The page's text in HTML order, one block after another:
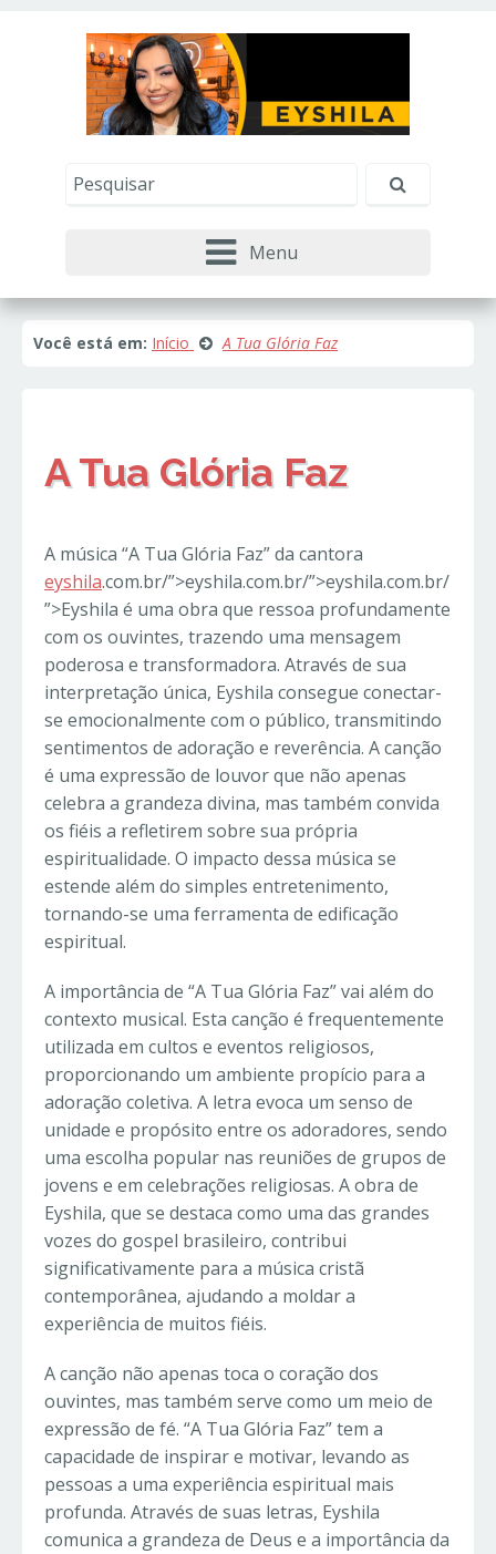
Menu
Você está em: Início A Tua Glória Faz
A Tua Glória Faz
A música “A Tua Glória Faz” da cantora
eyshila.com.br/”>eyshila.com.br/”>eyshila.com.br/
”>Eyshila é uma obra que ressoa profundamente
com os ouvintes, trazendo uma mensagem
poderosa e transformadora. Através de sua
interpretação única, Eyshila consegue conectar-
se emocionalmente com o público, transmitindo
sentimentos de adoração e reverência. A canção
é uma expressão de louvor que não apenas
celebra a grandeza divina, mas também convida
os fiéis a refletirem sobre sua própria
espiritualidade. O impacto dessa música se
estende além do simples entretenimento,
tornando-se uma ferramenta de edificação
espiritual.
A importância de “A Tua Glória Faz” vai além do
contexto musical. Esta canção é frequentemente
utilizada em cultos e eventos religiosos,
proporcionando um ambiente propício para a
adoração coletiva. A letra evoca um senso de
unidade e propósito entre os adoradores, sendo
uma escolha popular nas reuniões de grupos de
jovens e em celebrações religiosas. A obra de
Eyshila, que se destaca como uma das grandes
vozes do gospel brasileiro, contribui
significativamente para a música cristã
contemporânea, ajudando a moldar a
experiência de muitos fiéis.
A canção não apenas toca o coração dos
ouvintes, mas também serve como um meio de
expressão de fé. “A Tua Glória Faz” tem a
capacidade de inspirar e motivar, levando as
pessoas a uma experiência espiritual mais
profunda. Através de suas letras, Eyshila
comunica a grandeza de Deus e a importância da
para lembrar e entender como você usa nosso
site, analisar seu uso de nossos produtos e
serviços, ajudar com nossos esforços de
marketing e fornecer conteúdo de terceiros. Leia
Política de Cookies e Privacidade.